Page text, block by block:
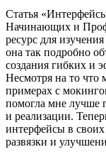
Статья
Начинающих и
ресурс для
она так подробно
создания гибких и
Несмотря на то что
примерах с
помогла мне лучше
и реализации.
интерфейсы в
развязки и